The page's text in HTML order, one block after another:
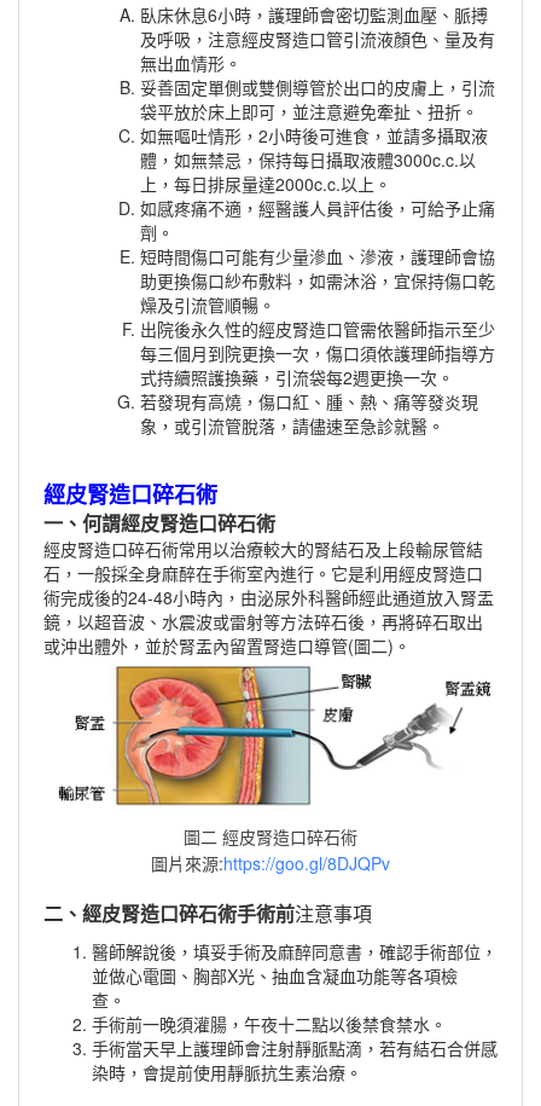
臥床休息6小時，護理師會密切監測血壓、脈搏
及呼吸，注意經皮腎造口管引流液顏色、量及有
無出血情形。
妥善固定單側或雙側導管於出口的皮膚上，引流
袋平放於床上即可，並注意避免牽扯、扭折。
如無嘔吐情形，2小時後可進食，並請多攝取液
體，如無禁忌，保持每日攝取液體3000c.c.以
上，每日排尿量達2000c.c.以上。
如感疼痛不適，經醫護人員評估後，可給予止痛
劑。
短時間傷口可能有少量滲血、滲液，護理師會協
助更換傷口紗布敷料，如需沐浴，宜保持傷口乾
燥及引流管順暢。
出院後永久性的經皮腎造口管需依醫師指示至少
每三個月到院更換一次，傷口須依護理師指導方
式持續照護換藥，引流袋每2週更換一次。
若發現有高燒，傷口紅、腫、熱、痛等發炎現
象，或引流管脫落，請儘速至急診就醫。
經皮腎造口碎石術
一、 何謂經皮腎造口碎石術
經皮腎造口碎石術常用以治療較大的腎結石及上段輸尿管結
石，一般採全身麻醉在手術室內進行。它是利用經皮腎造口
術完成後的24-48小時內，由泌尿外科醫師經此通道放入腎盂
鏡，以超音波、水震波或雷射等方法碎石後，再將碎石取出
或沖出體外，並於腎盂內留置腎造口導管(圖二)。
圖二 經皮腎造口碎石術
圖片來源:https://goo.gl/8DJQPv
二、 經皮腎造口碎石術手術前注意事項
醫師解說後，填妥手術及麻醉同意書，確認手術部位，
並做心電圖、胸部X光、抽血含凝血功能等各項檢
查。
手術前一晚須灌腸，午夜十二點以後禁食禁水。
手術當天早上護理師會注射靜脈點滴，若有結石合併感
染時，會提前使用靜脈抗生素治療。